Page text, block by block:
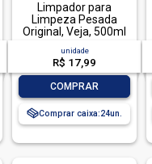
Limpador para
Limpeza Pesada
Original, Veja, 500ml
unidade
R$ 17,99
COMPRAR
Comprar caixa:24